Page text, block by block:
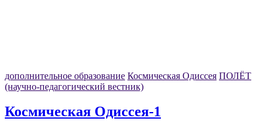
дополнительное образование Космическая Одиссея ПОЛЁТ
(научно-педагогический вестник)
Космическая Одиссея-1